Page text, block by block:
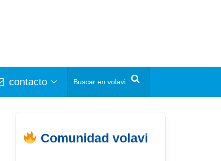
contacto
Comunidad volavi